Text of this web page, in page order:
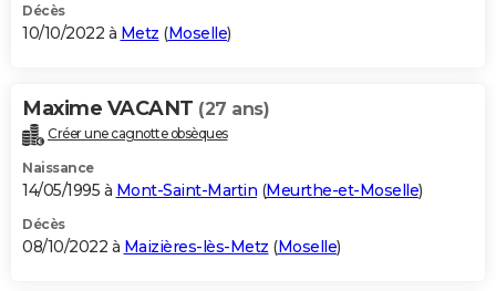
Décès
10/10/2022 à Metz (Moselle)
Maxime VACANT (27 ans)
Créer une cagnotte obsèques
Naissance
14/05/1995 à Mont-Saint-Martin (Meurthe-et-Moselle)
Décès
08/10/2022 à Maizières-lès-Metz (Moselle)